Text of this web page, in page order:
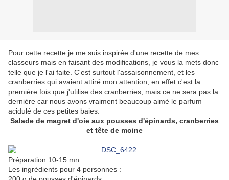
Pour cette recette je me suis inspirée d'une recette de mes
classeurs mais en faisant des modifications, je vous la mets donc
telle que je l'ai faite. C'est surtout l'assaisonnement, et les
cranberries qui avaient attiré mon attention, en effet c'est la
première fois que j'utilise des cranberries, mais ce ne sera pas la
dernière car nous avons vraiment beaucoup aimé le parfum
acidulé de ces petites baies.
Salade de magret d'oie aux pousses d'épinards, cranberries
et tête de moine
Préparation 10-15 mn
Les ingrédients pour 4 personnes :